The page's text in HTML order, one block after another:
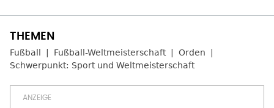
Fußball Fußball-Weltmeisterschaft
Orden
Schwerpunkt: Sport und Weltmeisterschaft